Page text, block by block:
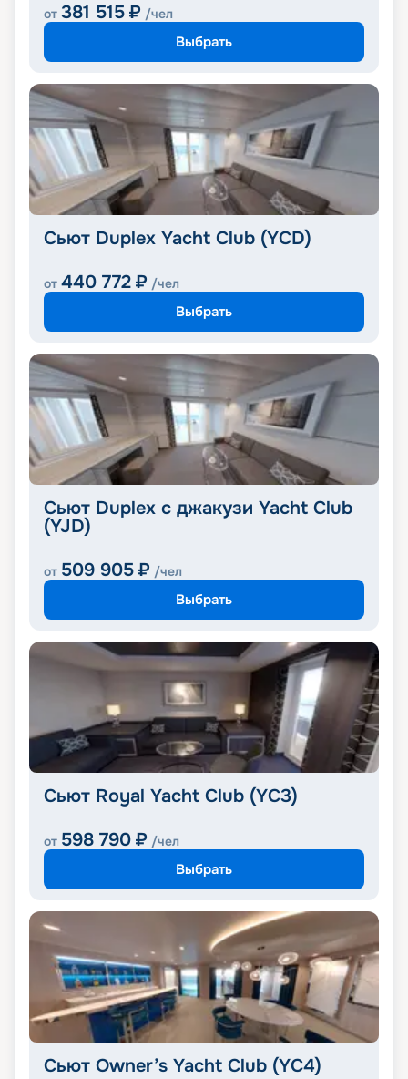
от 381 515 ₽ /чел
Выбрать
Сьют Duplex Yacht Club (YCD)
от 440 772 ₽ /чел
Выбрать
Сьют Duplex с джакузи Yacht Club
(YJD)
от 509 905 ₽ /чел
Выбрать
Сьют Royal Yacht Club (YC3)
от 598 790 ₽ /чел
Выбрать
Сьют Owner’s Yacht Club (YC4)